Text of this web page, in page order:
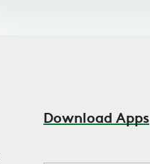
Download Apps